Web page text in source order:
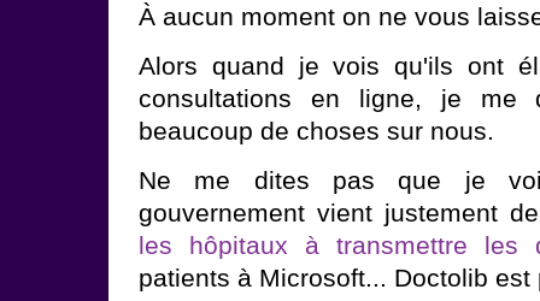
À aucun moment on ne vous
Alors quand je vois qu'ils ont
consultations en ligne, je
beaucoup de choses sur nous.
Ne me dites pas que je
gouvernement vient justement
les hôpitaux à transmettre les
patients à Microsoft... Doctolib